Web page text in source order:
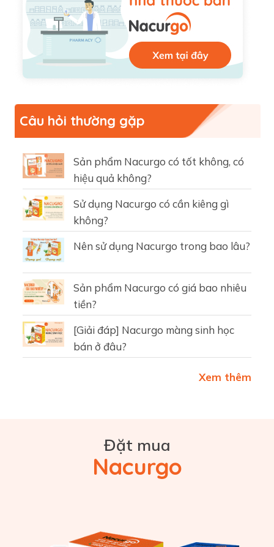
Câu hỏi thường gặp
Xem thêm
Sản phẩm Nacurgo có tốt không, có
hiệu quả không?
Sử dụng Nacurgo có cần kiêng gì
không?
Nên sử dụng Nacurgo trong bao lâu?
Sản phẩm Nacurgo có giá bao nhiêu
tiền?
[Giải đáp] Nacurgo màng sinh học
bán ở đâu?
Đặt mua
Nacurgo